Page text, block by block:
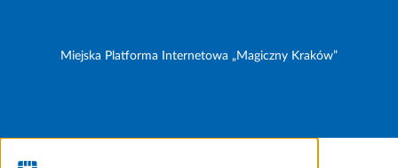
Miejska Platforma Internetowa „Magiczny Kraków”